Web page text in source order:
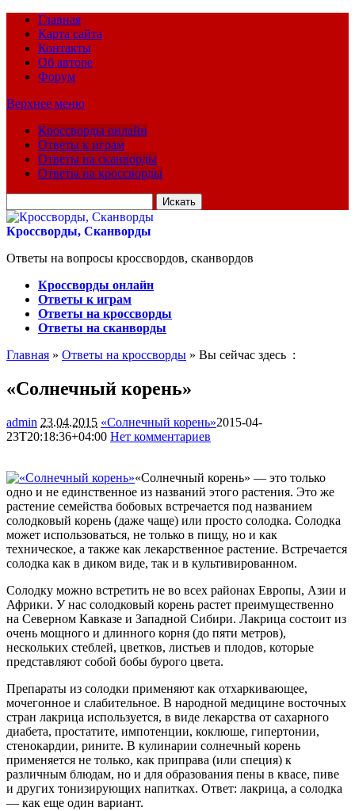
Главная
Карта сайта
Контакты
Об авторе
Форум
Верхнее меню
Кроссворды онлайн
Ответы к играм
Ответы на сканворды
Ответы на кроссворды
для:
Кроссворды, Сканворды
Ответы на вопросы кроссвордов, сканвордов
Кроссворды онлайн
Ответы к играм
Ответы на кроссворды
Ответы на сканворды
Главная » Ответы на кроссворды » Вы сейчас здесь :
«Солнечный корень»
admin 23.04.2015 «Солнечный корень»2015-04-
23T20:18:36+04:00 Нет комментариев
«Солнечный корень» — это только
одно и не единственное из названий этого растения. Это же
растение семейства бобовых встречается под названием
солодковый корень (даже чаще) или просто солодка. Солодка
может использоваться, не только в пищу, но и как
техническое, а также как лекарственное растение. Встречается
солодка как в диком виде, так и в культивированном.
Солодку можно встретить не во всех районах Европы, Азии и
Африки. У нас солодковый корень растет преимущественно
на Северном Кавказе и Западной Сибири. Лакрица состоит из
очень мощного и длинного корня (до пяти метров),
нескольких стеблей, цветков, листьев и плодов, которые
представляют собой бобы бурого цвета.
Препараты из солодки применяют как отхаркивающее,
мочегонное и слабительное. В народной медицине восточных
стран лакрица используется, в виде лекарства от сахарного
диабета, простатите, импотенции, коклюше, гипертонии,
стенокардии, рините. В кулинарии солнечный корень
применяется не только, как приправа (или специя) к
различным блюдам, но и для образования пены в квасе, пиве
и других тонизирующих напитках. Ответ: лакрица, а солодка
— как еще один вариант.